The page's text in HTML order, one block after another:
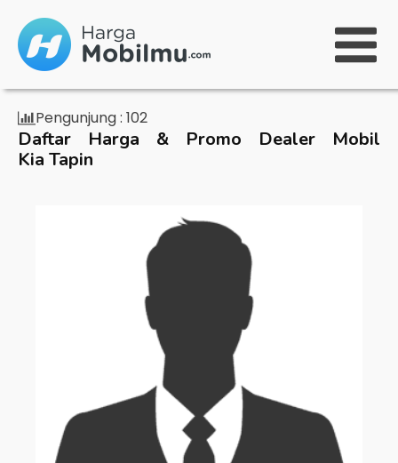
Pengunjung : 102
Daftar Harga & Promo Dealer Mobil
Kia Tapin